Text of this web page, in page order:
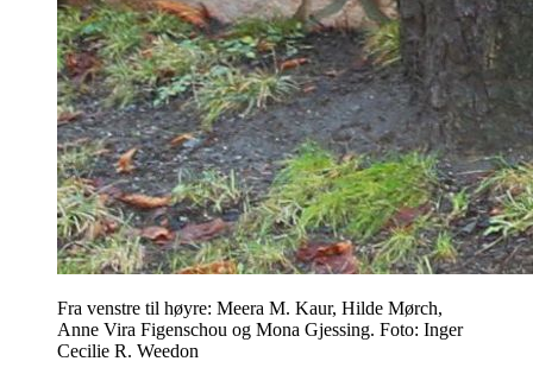
Fra venstre til høyre: Meera M. Kaur, Hilde Mørch,
Anne Vira Figenschou og Mona Gjessing. Foto: Inger
Cecilie R. Weedon